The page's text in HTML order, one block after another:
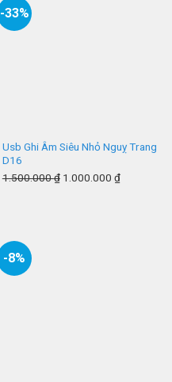
-33%
Usb Ghi Âm Siêu Nhỏ Nguỵ Trang
D16
1.500.000₫ 1.000.000 ₫
-8%